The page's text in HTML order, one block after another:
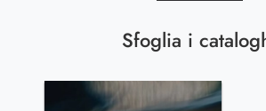
Sfoglia i